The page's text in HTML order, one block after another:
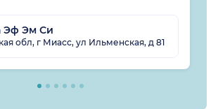
Эф Эм Си
обл, г Миасс, ул Ильменская, д 81